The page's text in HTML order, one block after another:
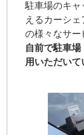
駐車場のキャ
えるカーシ
の様々なサー
自前で駐車
用いただいて